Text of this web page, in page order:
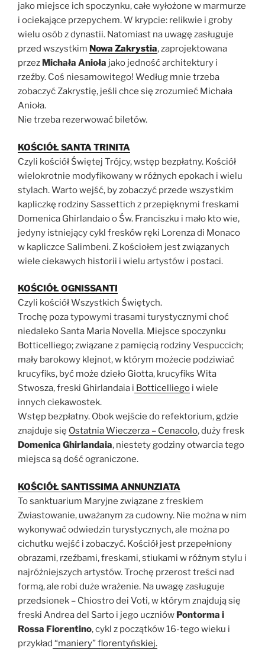
jako miejsce ich spoczynku, całe wyłożone w marmurze
i ociekające przepychem. W krypcie: relikwie i groby
wielu osób z dynastii. Natomiast na uwagę zasługuje
przed wszystkim Nowa Zakrystia, zaprojektowana
przez Michała Anioła jako jedność architektury i
rzeźby. Coś niesamowitego! Według mnie trzeba
zobaczyć Zakrystię, jeśli chce się zrozumieć Michała
Anioła.
Nie trzeba rezerwować biletów.
KOŚCIÓŁ SANTA TRINITA
Czyli kościół Świętej Trójcy, wstęp bezpłatny. Kościół
wielokrotnie modyfikowany w różnych epokach i wielu
stylach. Warto wejść, by zobaczyć przede wszystkim
kapliczkę rodziny Sassettich z przepięknymi freskami
Domenica Ghirlandaio o Św. Franciszku i mało kto wie,
jedyny istniejący cykl fresków ręki Lorenza di Monaco
w kapliczce Salimbeni. Z kościołem jest związanych
wiele ciekawych historii i wielu artystów i postaci.
KOŚCIÓŁ OGNISSANTI
Czyli kościół Wszystkich Świętych.
Trochę poza typowymi trasami turystycznymi choć
niedaleko Santa Maria Novella. Miejsce spoczynku
Botticelliego; związane z pamięcią rodziny Vespuccich;
mały barokowy klejnot, w którym możecie podziwiać
krucyfiks, być może dzieło Giotta, krucyfiks Wita
Stwosza, freski Ghirlandaia i Botticelliego i wiele
innych ciekawostek.
Wstęp bezpłatny. Obok wejście do refektorium, gdzie
znajduje się Ostatnia Wieczerza – Cenacolo, duży fresk
Domenica Ghirlandaia, niestety godziny otwarcia tego
miejsca są dość ograniczone.
KOŚCIÓŁ SANTISSIMA ANNUNZIATA
To sanktuarium Maryjne związane z freskiem
Zwiastowanie, uważanym za cudowny. Nie można w nim
wykonywać odwiedzin turystycznych, ale można po
cichutku wejść i zobaczyć. Kościół jest przepełniony
obrazami, rzeźbami, freskami, stiukami w różnym stylu i
najróżniejszych artystów. Trochę przerost treści nad
formą, ale robi duże wrażenie. Na uwagę zasługuje
przedsionek – Chiostro dei Voti, w którym znajdują się
freski Andrea del Sarto i jego uczniów Pontorma i
Rossa Fiorentino, cykl z początków 16-tego wieku i
przykład “maniery” florentyńskiej.